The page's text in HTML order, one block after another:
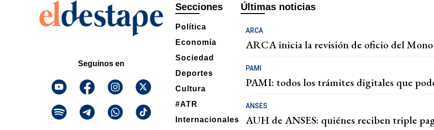
Seguinos en
Secciones
Política
Economía
Sociedad
Deportes
Cultura
#ATR
Internacionales
Últimas noticias
ARCA
ARCA inicia la revisión de oficio del
PAMI
PAMI: todos los trámites digitales que
ANSES
AUH de ANSES: quiénes reciben triple